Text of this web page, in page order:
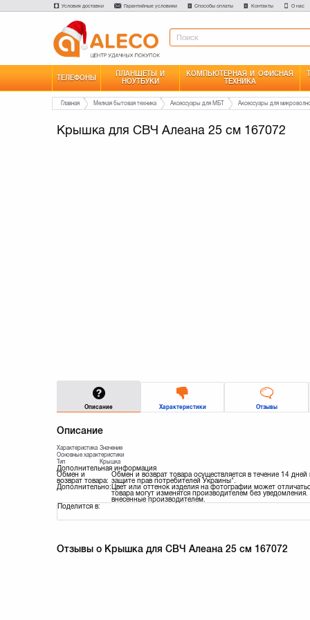
Условия доставки Гарантийные условияи Способы оплаты Контакты О нас
ТЕЛЕФОНЫ
ПЛАНШЕТЫ И
НОУТБУКИ
КОМПЬЮТЕРНАЯ И ОФИСНАЯ
ТЕХНИКА
Главная Мелкая бытовая техника Аксессуары для МБТ Аксессуары для
Крышка для СВЧ Алеана 25 см 167072
Описание Характеристики Отзывы
Описание
Характеристика Значение
Основные характеристики
Тип
Крышка
Дополнительная информация
Обмен и
возврат товара:
Обмен и возврат товара осуществляется в течение 14
защите прав потребителей Украины".
Дополнительно:Цвет или оттенок изделия на фотографии может
товара могут изменятся производителем без
внесенные производителем.
Поделится в:
Отзывы о Крышка для СВЧ Алеана 25 см 167072